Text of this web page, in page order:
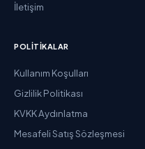
İletişim
POLITIKALAR
Kullanım Koşulları
Gizlilik Politikası
KVKK Aydınlatma
Mesafeli Satış Sözleşmesi